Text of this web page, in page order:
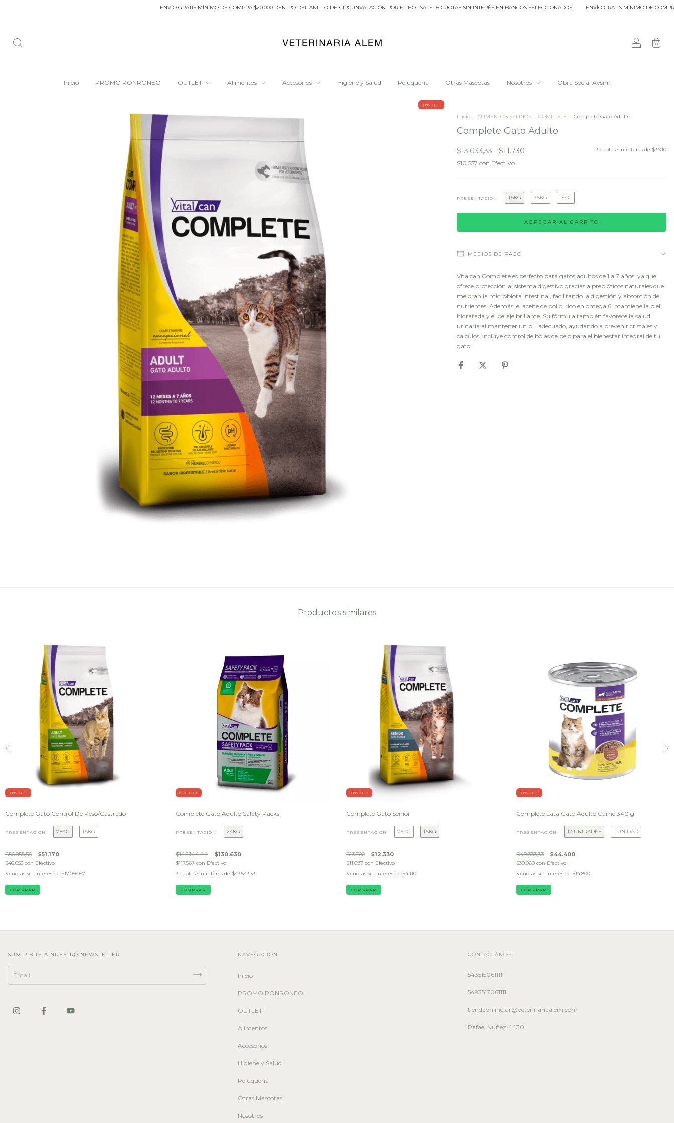
ENVÍO GRATIS MÍNIMO DE COMPRA $20.000 DENTRO DEL ANILLO DE CIRCUNVALACIÓN POR EL HOT SALE- 6 CUOTAS SIN INTERÉS EN BANCOS SELECCIONADOS ENVÍO GRATIS MÍNIMO DE COMPRA
0
Inicio PROMO RONRONEO OUTLET Alimentos Accesorios Higiene y Salud Peluquería Otras Mascotas Nosotros Obra Social Avsim
10% OFF
Inicio . ALIMENTOS FELINOS . COMPLETE . Complete Gato Adulto
Complete Gato Adulto
$13.033,33 $11.730
$10.557 con Efectivo
3 cuotas sin interés de $3.910
PRESENTACIÓN 1.5KG 7.5KG 15KG
MEDIOS DE PAGO
Vitalcan Complete es perfecto para gatos adultos de 1 a 7 años, ya que
ofrece protección al sistema digestivo gracias a prebióticos naturales que
mejoran la microbiota intestinal, facilitando la digestión y absorción de
nutrientes. Además, el aceite de pollo, rico en omega 6, mantiene la piel
hidratada y el pelaje brillante. Su fórmula también favorece la salud
urinaria al mantener un pH adecuado, ayudando a prevenir cristales y
cálculos. Incluye control de bolas de pelo para el bienestar integral de tu
gato.
Productos similares
10% OFF
Complete Gato Control De Peso/Castrado
PRESENTACIÓN 7.5KG 1.5KG
$56.855,56 $51.170
$46.053 con Efectivo
3 cuotas sin interés de $17.056,67
COMPRAR
10% OFF
Complete Gato Adulto Safety Packs
PRESENTACIÓN 24KG
$145.144,44 $130.630
$117.567 con Efectivo
3 cuotas sin interés de $43.543,33
COMPRAR
10% OFF
Complete Gato Senior
PRESENTACIÓN 7.5KG 1.5KG
$13.700 $12.330
$11.097 con Efectivo
3 cuotas sin interés de $4.110
COMPRAR
10% OFF
Complete Lata Gato Adulto Carne 340 g
PRESENTACIÓN 12 UNIDADES 1 UNIDAD
$49.333,33 $44.400
$39.960con Efectivo
3 cuotas sin interés de $14.800
COMPRAR
SUSCRIBITE A NUESTRO NEWSLETTER NAVEGACIÓN
Inicio
PROMO RONRONEO
OUTLET
Alimentos
Accesorios
Higiene y Salud
Peluquería
Otras Mascotas
Nosotros
CONTACTÁNOS
543515061111
5493517061111
tiendaonline.ar@veterinariaalem.com
Rafael Nuñez 4430